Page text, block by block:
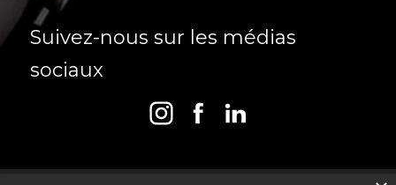
Suivez-nous sur les médias
sociaux